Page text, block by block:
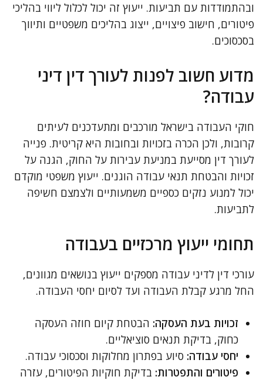
ובהתמודדות עם תביעות. ייעוץ זה יכול לכלול ליווי בהליכי
פיטורים, חישוב פיצויים, ייצוג בהליכים משפטיים ותיווך
בסכסוכים.
מדוע חשוב לפנות לעורך דין דיני
עבודה?
חוקי העבודה בישראל מורכבים ומתעדכנים לעיתים
קרובות, ולכן הכרה בזכויות ובחובות היא קריטית. פנייה
לעורך דין מסייעת במניעת עבירות על החוק, הגנה על
זכויות והבטחת תנאי עבודה הוגנים. ייעוץ משפטי מוקדם
יכול למנוע נזקים כספיים משמעותיים ולצמצם חשיפה
לתביעות.
תחומי ייעוץ מרכזיים בעבודה
עורכי דין לדיני עבודה מספקים ייעוץ בנושאים מגוונים,
החל מרגע קבלת העבודה ועד לסיום יחסי העבודה.
זכויות בעת העסקה: הבטחת קיום חוזה העסקה
כחוק, בדיקת תנאים סוציאליים.
יחסי עבודה: סיוע בפתרון מחלוקות וסכסוכי עבודה.
פיטורים והתפטרות: בדיקת חוקיות הפיטורים, עזרה